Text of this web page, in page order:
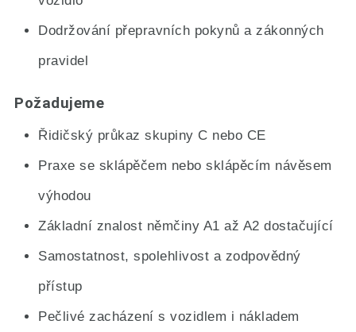
Dodržování přepravních pokynů a zákonných
pravidel
Požadujeme
Řidičský průkaz skupiny C nebo CE
Praxe se sklápěčem nebo sklápěcím návěsem
výhodou
Základní znalost němčiny A1 až A2 dostačující
Samostatnost, spolehlivost a zodpovědný
přístup
Pečlivé zacházení s vozidlem i nákladem